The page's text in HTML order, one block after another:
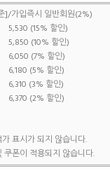
]/가입즉시 일반회원(2%)
5,530 (15% 할인)
5,850 (10% 할인)
6,050 (7% 할인)
6,180 (5% 할인)
6,310 (3% 할인)
6,370 (2% 할인)
표시가 되지 않습니다.
폰이 적용되지 않습니다.